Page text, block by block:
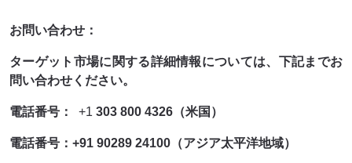
お問い合わせ：
ターゲット市場に関する詳細情報については、下記までお
問い合わせください。
電話番号： +1 303 800 4326（米国）
電話番号：+91 90289 24100（アジア太平洋地域）